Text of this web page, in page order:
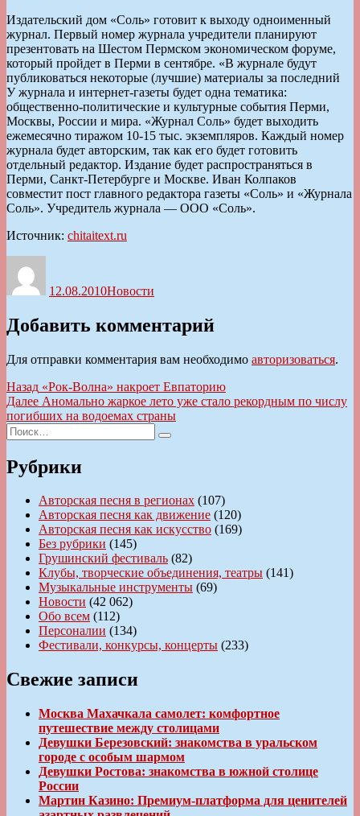
Издательский дом «Соль» готовит к выходу одноименный
журнал. Первый номер журнала учредители планируют
презентовать на Шестом Пермском экономическом форуме,
который пройдет в Перми в сентябре. «В журнале будут
публиковаться некоторые (лучшие) материалы за последний
У журнала и интернет-газеты будет одна тематика:
общественно-политические и культурные события Перми,
Москвы, России и мира. «Журнал Соль» будет выходить
ежемесячно тиражом 10-15 тыс. экземпляров. Каждый номер
журнала будет авторским, так как его будет готовить
отдельный редактор. Издание будет распространяться в
Перми, Санкт-Петербурге и Москве. Иван Колпаков
совместит пост главного редактора газеты «Соль» и «Журнала
Соль». Учредитель журнала — ООО «Соль».
Источник: chitaitext.ru
12.08.2010Новости
Добавить комментарий
Для отправки комментария вам необходимо авторизоваться.
Навигация
по
записям
Назад Предыдущая
запись:
«Рок-Волна» накроет Евпаторию
Далее Следующая
запись:
Аномально жаркое лето уже стало рекордным по числу
погибших на водоемах страны
Искать:
Поиск
Рубрики
Авторская песня в регионах (107)
Авторская песня как движение (120)
Авторская песня как искусство (169)
Без рубрики (145)
Грушинский фестиваль (82)
Клубы, творческие объединения, театры (141)
Музыкальные инструменты (69)
Новости (42 062)
Обо всем (112)
Персоналии (134)
Фестивали, конкурсы, концерты (233)
Свежие записи
Москва Махачкала самолет: комфортное
путешествие между столицами
Девушки Березовский: знакомства в уральском
городе с особым шармом
Девушки Ростова: знакомства в южной столице
России
Мартин Казино: Премиум-платформа для ценителей